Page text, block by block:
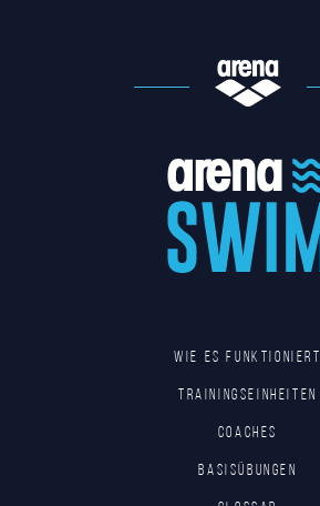
Wie es funktioniert
Trainingseinheiten
Coaches
Basisübungen